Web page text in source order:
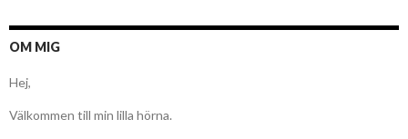
OM MIG
Hej,
Välkommen till min lilla hörna.